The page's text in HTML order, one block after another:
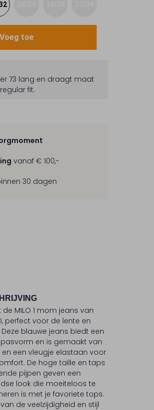
Voeg toe
73 lang en draagt maat
regular fit.
vanaf € 100,-
30 dagen
de MILO 1 mom jeans van
perfect voor de lente en
blauwe jeans biedt een
pasvorm en is gemaakt van
en een vleugje elastaan voor
De hoge taille en taps
pijpen geven een
look die moeiteloos te
is met je favoriete tops.
de veelzijdigheid en stijl